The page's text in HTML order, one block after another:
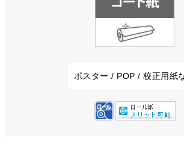
ポスター / POP / 校正用紙